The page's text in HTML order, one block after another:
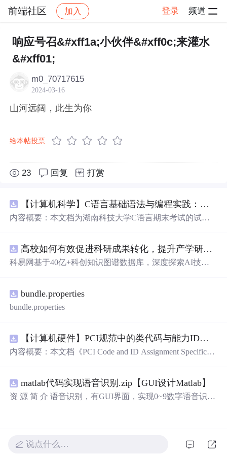
前端社区 加入 登录 频道
社区 前端社区 感慨 帖子详情
响应号召&#xff1a;小伙伴&#xff0c;来灌水
&#xff01;
m0_70717615
2024-03-16
山河远阔，此生为你
给本帖投票
23 回复 打赏
【计算机科学】C语言基础语法与编程实践：湖南科技大学期末考试核心知识点解析
内容概要：本文档为湖南科技大学C语言期末考试的试题
循环）、数组、字符串处理、函数定义与调用、指针初步
等内容。题目形式为单项选择题，每道题后附有正确答
业学习C语言课程的学生，特别是准备期末考试或需要强
化基础知识的初学者。; 使用场景及目标：①用于考前复
习，检验对C语言核心概念的掌握程度；②辅助教师出题
辑分析能力。; 阅读建议：建议结合教材和上机实践进行练
习，重点关注易错题和涉及复杂逻辑控制的题目，理解每
道题背后的程序执行流程，以达到真正掌握语言特性的目
高校如何有效促进科研成果转化，提升产学研合作效率？.docx
科易网基于40亿+科创知识图谱数据库，深度探索AI技术
新领域的AI+数智化解决方案，推动科技创新与产业创新
智能化发展。
bundle.properties
bundle.properties
【计算机硬件】PCI规范中的类代码与能力ID分配：设备功能分类及扩展能力标识系统设计
内容概要：本文档《PCI Code and ID Assignment Specificati
力标识（Extended Capability IDs）的标准编码规范。文档
详细列出了各类设备的功能分类，包括存储控制器、网络
matlab代码实现语音识别.zip【GUI设计Matlab】
资 源 简 介 语音识别，有GUI界面，实现0~9数字语音识别
它在许多领域有广泛的应用，包括语音助手、语音控制和
自动语音识别。语音识别技术的发展使得我们能够通过语
说点什么…